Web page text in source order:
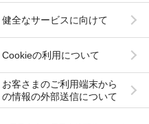
健全なサービスに向けて
Cookieの利用について
お客さまのご利用端末から
の情報の外部送信について